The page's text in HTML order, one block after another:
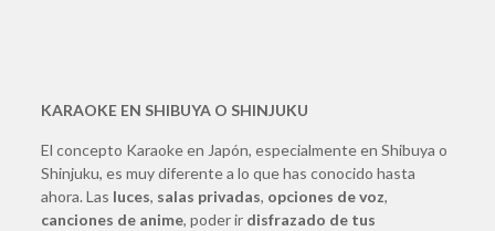
KARAOKE EN SHIBUYA O SHINJUKU
El concepto Karaoke en Japón, especialmente en Shibuya o
Shinjuku, es muy diferente a lo que has conocido hasta
ahora. Las luces, salas privadas, opciones de voz,
canciones de anime, poder ir disfrazado de tus